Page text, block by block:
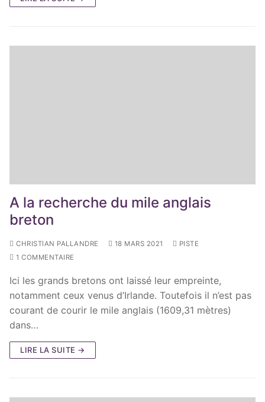
A la recherche du mile anglais
breton
CHRISTIAN PALLANDRE 18 MARS 2021
PISTE
1 COMMENTAIRE
Ici les grands bretons ont laissé leur empreinte,
notamment ceux venus d’Irlande. Toutefois il n’est pas
courant de courir le mile anglais (1609,31 mètres)
dans…
LIRE LA SUITE →